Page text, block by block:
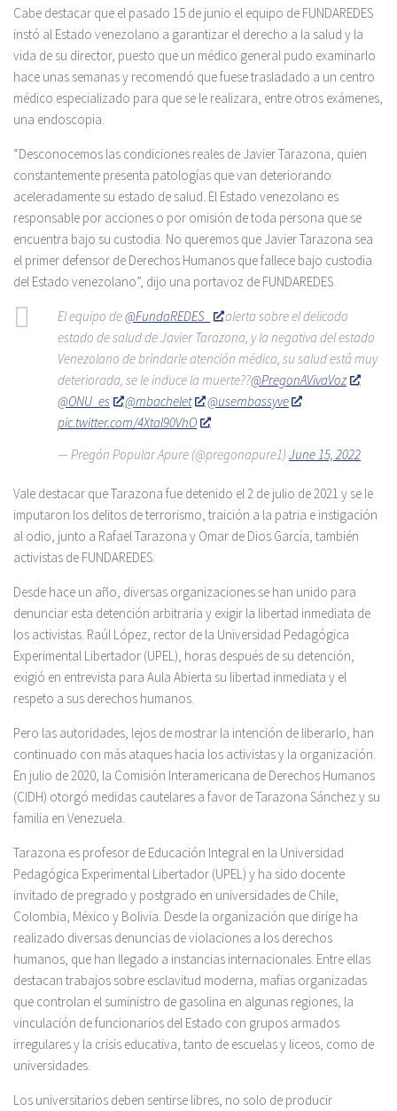
Cabe destacar que el pasado 15 de junio el equipo de FUNDAREDES
instó al Estado venezolano a garantizar el derecho a la salud y la
vida de su director, puesto que un médico general pudo examinarlo
hace unas semanas y recomendó que fuese trasladado a un centro
médico especializado para que se le realizara, entre otros exámenes,
una endoscopia.
“Desconocemos las condiciones reales de Javier Tarazona, quien
constantemente presenta patologías que van deteriorando
aceleradamente su estado de salud. El Estado venezolano es
responsable por acciones o por omisión de toda persona que se
encuentra bajo su custodia. No queremos que Javier Tarazona sea
el primer defensor de Derechos Humanos que fallece bajo custodia
del Estado venezolano”, dijo una portavoz de FUNDAREDES.
El equipo de@FundaREDES_
alerta sobre el delicado
estado de salud de Javier Tarazona, y la negativa del estado
Venezolano de brindarle atención médica, su salud está muy
deteriorada, se le induce la muerte??@PregonAVivaVoz
@ONU_es
@mbachelet
@usembassyve
pic.twitter.com/4XtaI90VhO
— Pregón Popular Apure (@pregonapure1) June 15, 2022
Vale destacar que Tarazona fue detenido el 2 de julio de 2021 y se le
imputaron los delitos de terrorismo, traición a la patria e instigación
al odio, junto a Rafael Tarazona y Omar de Dios García, también
activistas de FUNDAREDES.
Desde hace un año, diversas organizaciones se han unido para
denunciar esta detención arbitraria y exigir la libertad inmediata de
los activistas. Raúl López, rector de la Universidad Pedagógica
Experimental Libertador (UPEL), horas después de su detención,
exigió en entrevista para Aula Abierta su libertad inmediata y el
respeto a sus derechos humanos.
Pero las autoridades, lejos de mostrar la intención de liberarlo, han
continuado con más ataques hacia los activistas y la organización.
En julio de 2020, la Comisión Interamericana de Derechos Humanos
(CIDH) otorgó medidas cautelares a favor de Tarazona Sánchez y su
familia en Venezuela.
Tarazona es profesor de Educación Integral en la Universidad
Pedagógica Experimental Libertador (UPEL) y ha sido docente
invitado de pregrado y postgrado en universidades de Chile,
Colombia, México y Bolivia. Desde la organización que dirige ha
realizado diversas denuncias de violaciones a los derechos
humanos, que han llegado a instancias internacionales. Entre ellas
destacan trabajos sobre esclavitud moderna, mafias organizadas
que controlan el suministro de gasolina en algunas regiones, la
vinculación de funcionarios del Estado con grupos armados
irregulares y la crisis educativa, tanto de escuelas y liceos, como de
universidades.
Los universitarios deben sentirse libres, no solo de producir